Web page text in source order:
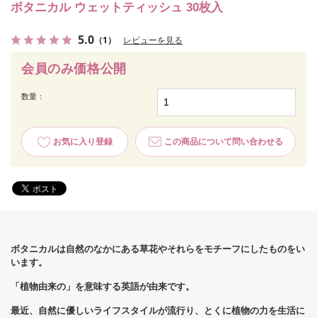
ボタニカル ウェットティッシュ 30枚入
5.0 （1） レビューを見る
会員のみ価格公開
数量：
お気に入り登録 この商品について問い合わせる
ボタニカルは自然のなかにある草花やそれらをモチーフにしたものをい
います。
「植物由来の」を意味する英語が由来です。
最近、自然に優しいライフスタイルが流行り、とくに植物の力を生活に